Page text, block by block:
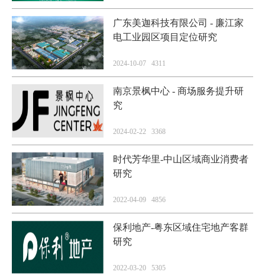
广东美迦科技有限公司 - 廉江家
电工业园区项目定位研究
2024-10-07 4311
南京景枫中心 - 商场服务提升研
究
2024-02-22 3368
时代芳华里-中山区域商业消费者
研究
2022-04-09 4856
保利地产-粤东区域住宅地产客群
研究
2022-03-20 5305